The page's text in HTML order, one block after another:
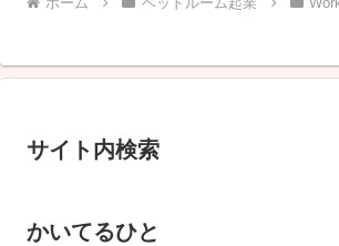
サイト内検索
かいてるひと